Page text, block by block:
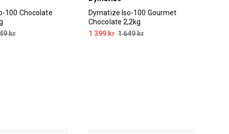
100 Chocolate
kr
Dymatize Iso-100 Gourmet
Chocolate 2,2kg
1 399 kr 1 649 kr